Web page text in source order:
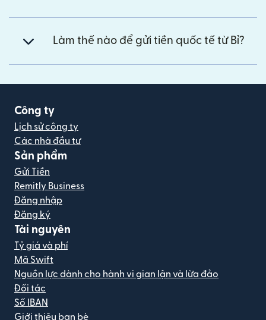
Làm thế nào để gửi tiền quốc tế từ Bỉ?
Công ty
Lịch sử công ty
Các nhà đầu tư
Sản phẩm
Gửi Tiền
Remitly Business
Đăng nhập
Đăng ký
Tài nguyên
Tỷ giá và phí
Mã Swift
Nguồn lực dành cho hành vi gian lận và lừa đảo
Đối tác
Số IBAN
Giới thiệu bạn bè